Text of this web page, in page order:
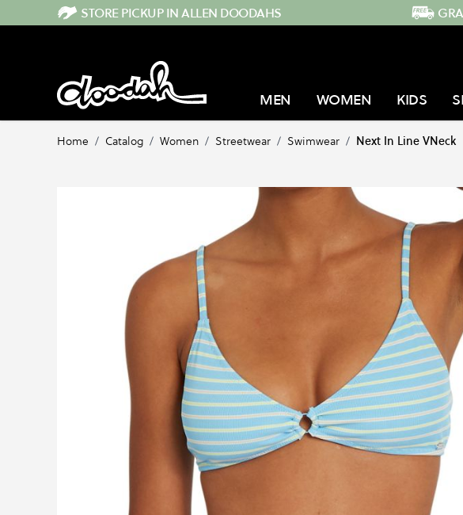
Direkt zum InhaltSTORE PICKUP IN ALLEN DOODAHS
MEN WOMEN KIDS
Home / Catalog / Women / Streetwear / Swimwear / Next In Line VNeck